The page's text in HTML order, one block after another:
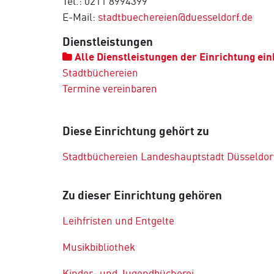
E-Mail: stadtbuechereien@duesseldorf.de
Dienstleistungen
Alle Dienstleistungen der Einrichtung
Stadtbüchereien
Termine vereinbaren
Diese Einrichtung gehört zu
Stadtbüchereien Landeshauptstadt
Zu dieser Einrichtung gehören
Leihfristen und Entgelte
Musikbibliothek